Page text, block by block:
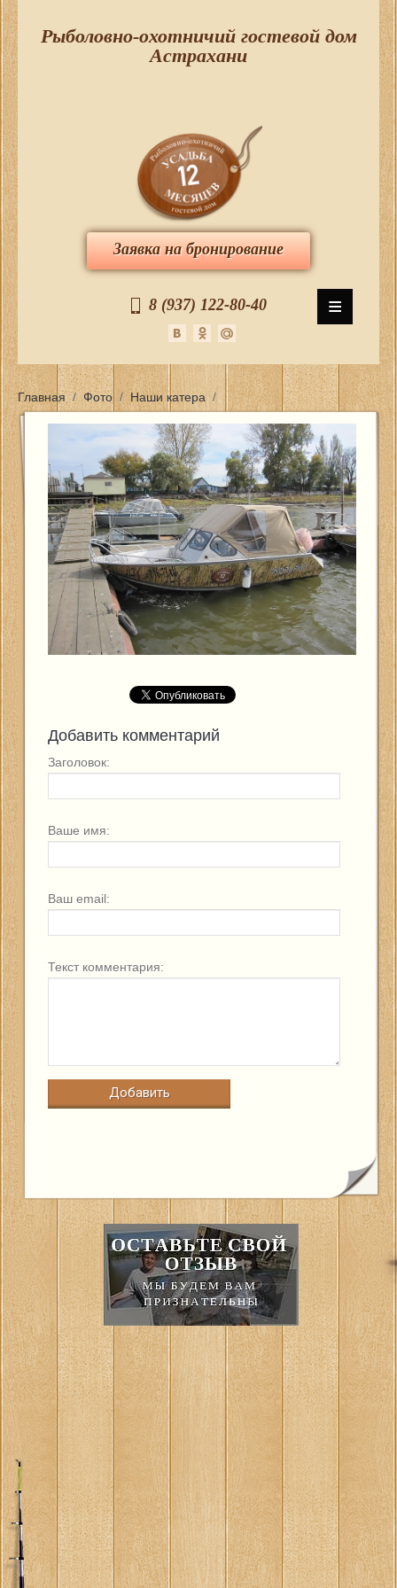
Рыболовно-охотничий гостевой дом
Астрахани
Заявка на бронирование
8 (937) 122-80-40 ≡
Главная
Цены и услуги
Новости
Фото
Контакты
Главная / Фото / Наши катера /
Добавить комментарий
Заголовок:
Ваше имя:
Ваш email:
Текст комментария: